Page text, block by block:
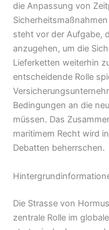
die Anpassung von
steht vor der Aufgabe,
anzugehen, um die
Lieferketten weiterhin
entscheidende Rolle
Bedingungen an die
müssen. Das
maritimem Recht wird
Debatten beherrschen.
Die Strasse von
zentrale Rolle im